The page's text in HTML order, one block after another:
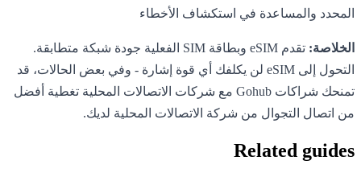
المحدد والمساعدة في استكشاف الأخطاء
الخلاصة:
تقدم eSIM وبطاقة SIM الفعلية جودة شبكة متطابقة.
التحول إلى eSIM لن يكلفك أي قوة إشارة - وفي بعض الحالات، قد
تمنحك شراكات Gohub مع شركات الاتصالات المحلية تغطية أفضل
من اتصال التجوال من شركة الاتصالات المحلية لديك.
Related guides